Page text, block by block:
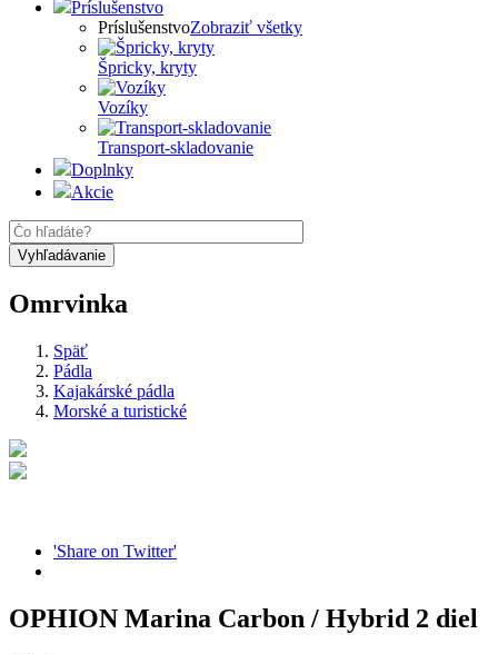
Príslušenstvo
PríslušenstvoZobraziť všetky
Špricky, kryty
Vozíky
Transport-skladovanie
Doplnky
Akcie
Omrvinka
Späť
Pádla
Kajakárské pádla
Morské a turistické
'Share on Twitter'
OPHION Marina Carbon / Hybrid 2 diel